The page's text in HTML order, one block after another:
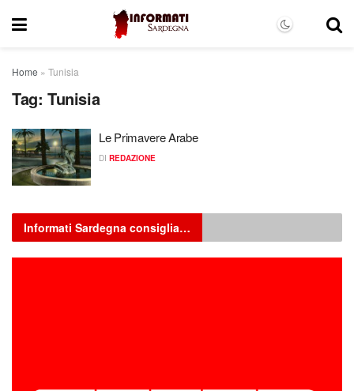
Home » Tunisia
Tag: Tunisia
Le Primavere Arabe
DI REDAZIONE
Informati Sardegna consiglia…